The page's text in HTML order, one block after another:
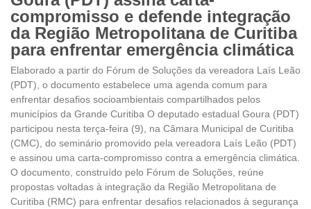
compromisso e defende integração
da Região Metropolitana de Curitiba
para enfrentar emergência climática
Elaborado a partir do Fórum de Soluções da vereadora Laís Leão
(PDT), o documento estabelece uma agenda comum para
enfrentar desafios socioambientais compartilhados pelos
municípios da Grande Curitiba O deputado estadual Goura (PDT)
participou nesta terça-feira (9), na Câmara Municipal de Curitiba
(CMC), do seminário promovido pela vereadora Laís Leão (PDT)
e assinou uma carta-compromisso contra a emergência climática.
O documento, construído pelo Fórum de Soluções, reúne
propostas voltadas à integração da Região Metropolitana de
Curitiba (RMC) para enfrentar desafios relacionados à segurança